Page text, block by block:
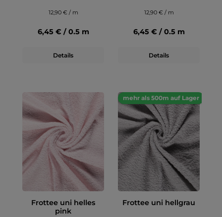
12,90 € / m
6,45 € / 0.5 m
Details
12,90 € / m
6,45 € / 0.5 m
Details
Frottee uni helles
pink
mehr als 500m auf Lager
Frottee uni hellgrau